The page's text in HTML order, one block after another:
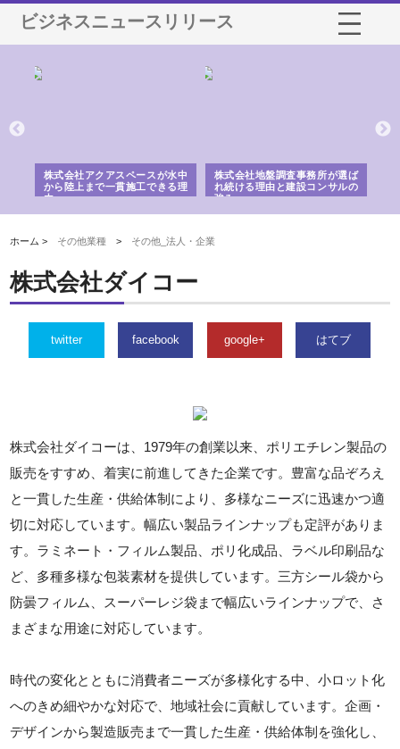
ビジネスニュースリリース
株式会社アクアスペースが水中
から陸上まで一貫施工できる理
由
株式会社地盤調査事務所が選ば
れ続ける理由と建設コンサルの
強み
ホーム > その他業種 > その他_法人・企業
株式会社ダイコー
twitter facebook google+ はてブ
株式会社ダイコーは、1979年の創業以来、ポリエチレン製品の
販売をすすめ、着実に前進してきた企業です。豊富な品ぞろえ
と一貫した生産・供給体制により、多様なニーズに迅速かつ適
切に対応しています。幅広い製品ラインナップも定評がありま
す。ラミネート・フィルム製品、ポリ化成品、ラベル印刷品な
ど、多種多様な包装素材を提供しています。三方シール袋から
防曇フィルム、スーパーレジ袋まで幅広いラインナップで、さ
まざまな用途に対応しています。
時代の変化とともに消費者ニーズが多様化する中、小ロット化
へのきめ細やかな対応で、地域社会に貢献しています。企画・
デザインから製造販売まで一貫した生産・供給体制を強化し、